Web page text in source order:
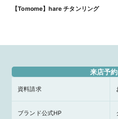
【Tomome】hare チタンリング
来店予約
資料請求
ブランド公式HP